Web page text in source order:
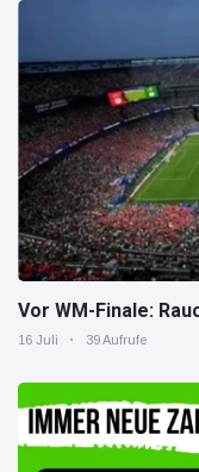
Vor WM-Finale:
16 Juli 39 Aufrufe